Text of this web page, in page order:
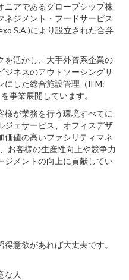
ニアであるグローブシップ株
ジメント・フードサービス
S.A.)により設立された合弁
を活かし、大手外資系企業の
ジネスのアウトソーシングサ
にした総合施設管理（IFM:
事業展開しています。
が業務を行う環境すべてに
ジェサービス、オフィスデザ
価値の高いファシリティマネ
お客様の生産性向上や競争力
ジメントの向上に貢献してい
意欲があれば大丈夫です。
な人